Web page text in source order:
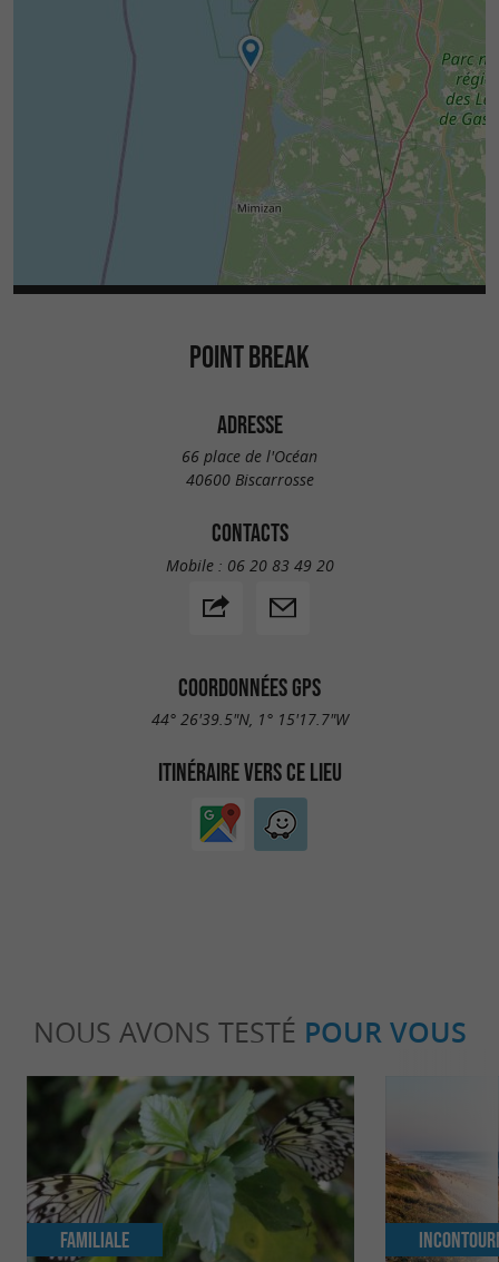
POINT BREAK
ADRESSE
66 place de l'Océan
40600 Biscarrosse
CONTACTS
Mobile : 06 20 83 49 20
COORDONNÉES GPS
44° 26'39.5"N, 1° 15'17.7"W
ITINÉRAIRE VERS CE LIEU
NOUS AVONS TESTÉ POUR VOUS
Familiale